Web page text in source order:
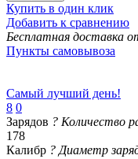
Купить в один клик
Добавить к сравнению
Бесплатная доставка
Пункты самовывоза
Самый лучший день!
8 0
Зарядов ? Количество
178
Калибр ? Диаметр